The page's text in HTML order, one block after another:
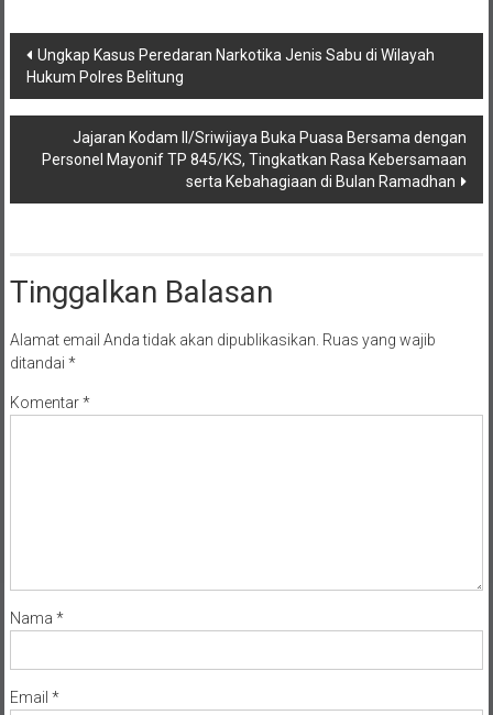
Navigasi
pos
Ungkap Kasus Peredaran Narkotika Jenis Sabu di Wilayah
Hukum Polres Belitung
Jajaran Kodam II/Sriwijaya Buka Puasa Bersama dengan
Personel Mayonif TP 845/KS, Tingkatkan Rasa Kebersamaan
serta Kebahagiaan di Bulan Ramadhan
Tinggalkan Balasan
Alamat email Anda tidak akan dipublikasikan. Ruas yang wajib
ditandai *
Komentar*
Nama *
Email *